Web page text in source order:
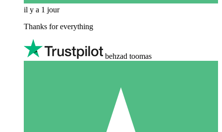
il y a 1 jour
Thanks for everything
behzad toomas